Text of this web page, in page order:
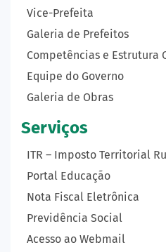
Vice-Prefeita
Galeria de Prefeitos
Competências e Estrutura
Equipe do Governo
Galeria de Obras
Serviços
ITR – Imposto Territorial
Portal Educação
Nota Fiscal Eletrônica
Previdência Social
Acesso ao Webmail